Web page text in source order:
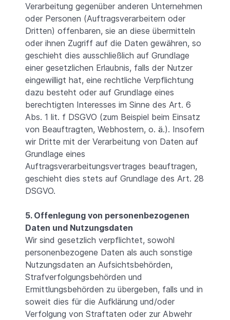
Verarbeitung gegenüber anderen Unternehmen
oder Personen (Auftragsverarbeitern oder
Dritten) offenbaren, sie an diese übermitteln
oder ihnen Zugriff auf die Daten gewähren, so
geschieht dies ausschließlich auf Grundlage
einer gesetzlichen Erlaubnis, falls der Nutzer
eingewilligt hat, eine rechtliche Verpflichtung
dazu besteht oder auf Grundlage eines
berechtigten Interesses im Sinne des Art. 6
Abs. 1 lit. f DSGVO (zum Beispiel beim Einsatz
von Beauftragten, Webhostern, o. ä.). Insofern
wir Dritte mit der Verarbeitung von Daten auf
Grundlage eines
Auftragsverarbeitungsvertrages beauftragen,
geschieht dies stets auf Grundlage des Art. 28
DSGVO.
5. Offenlegung von personenbezogenen
Daten und Nutzungsdaten
Wir sind gesetzlich verpflichtet, sowohl
personenbezogene Daten als auch sonstige
Nutzungsdaten an Aufsichtsbehörden,
Strafverfolgungsbehörden und
Ermittlungsbehörden zu übergeben, falls und in
soweit dies für die Aufklärung und/oder
Verfolgung von Straftaten oder zur Abwehr